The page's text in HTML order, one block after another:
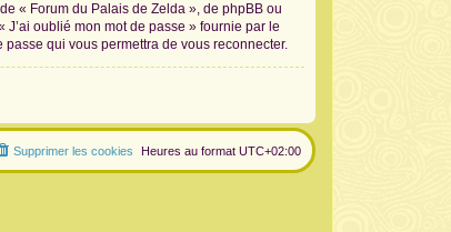
« Forum du Palais de Zelda », de phpBB ou
oublié mon mot de passe » fournie par le
qui vous permettra de vous reconnecter.
Heures au format UTC+02:00
Supprimer les cookies